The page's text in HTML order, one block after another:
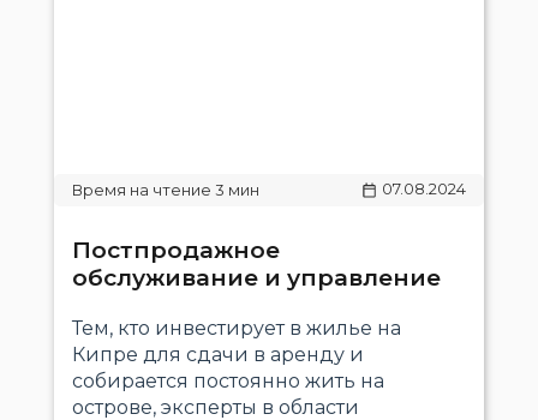
07.08.2024
Постпродажное
обслуживание и управление
Тем, кто инвестирует в жилье на
Кипре для сдачи в аренду и
собирается постоянно жить на
острове, эксперты в области